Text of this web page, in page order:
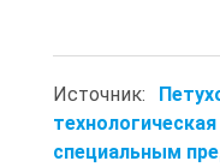
Источник:
специальным